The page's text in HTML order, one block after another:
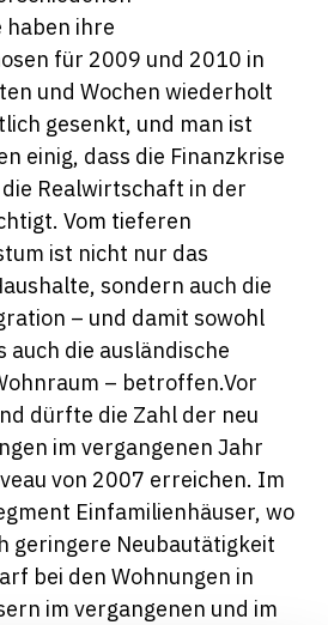
haben ihre
für 2009 und 2010 in
und Wochen wiederholt
gesenkt, und man ist
einig, dass die Finanzkrise
Realwirtschaft in der
Vom tieferen
ist nicht nur das
sondern auch die
– und damit sowohl
auch die ausländische
– betroffen.Vor
dürfte die Zahl der neu
im vergangenen Jahr
von 2007 erreichen. Im
Einfamilienhäuser, wo
geringere Neubautätigkeit
bei den Wohnungen in
im vergangenen und im